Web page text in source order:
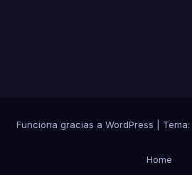
Funciona gracias a WordPress Tema:
Home